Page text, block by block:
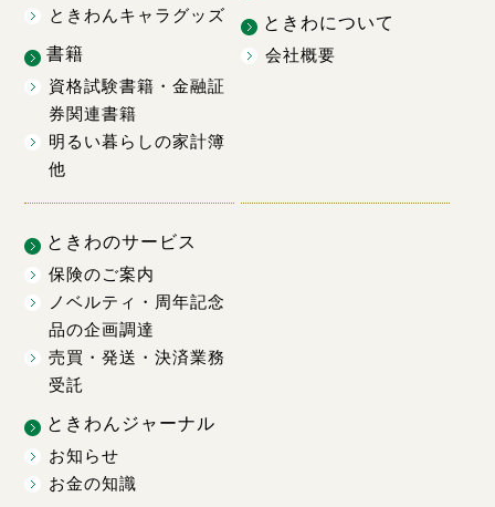
ときわんキャラグッズ
書籍
資格試験書籍・金融証
券関連書籍
明るい暮らしの家計簿
他
ときわについて
会社概要
ときわのサービス
保険のご案内
ノベルティ・周年記念
品の企画調達
売買・発送・決済業務
受託
ときわんジャーナル
お知らせ
お金の知識